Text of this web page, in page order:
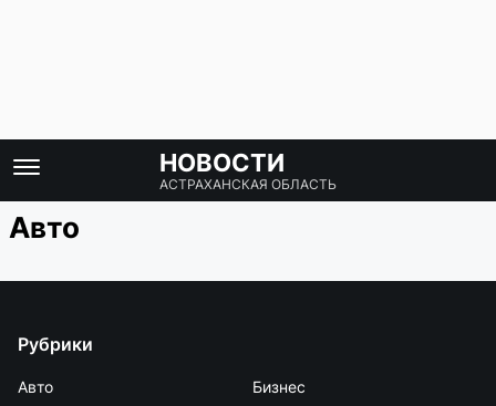
НОВОСТИ
АСТРАХАНСКАЯ ОБЛАСТЬ
Авто
Рубрики
Авто
Бизнес